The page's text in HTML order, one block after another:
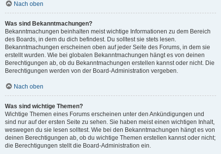
Nach oben
Was sind Bekanntmachungen?
Bekanntmachungen beinhalten meist wichtige Informationen zu dem Bereich
des Boards, in dem du dich befindest. Du solltest sie stets lesen.
Bekanntmachungen erscheinen oben auf jeder Seite des Forums, in dem sie
erstellt wurden. Wie bei globalen Bekanntmachungen hängt es von deinen
Berechtigungen ab, ob du Bekanntmachungen erstellen kannst oder nicht. Die
Berechtigungen werden von der Board-Administration vergeben.
Nach oben
Was sind wichtige Themen?
Wichtige Themen eines Forums erscheinen unter den Ankündigungen und
sind nur auf der ersten Seite zu sehen. Sie haben meist einen wichtigen Inhalt,
weswegen du sie lesen solltest. Wie bei den Bekanntmachungen hängt es von
deinen Berechtigungen ab, ob du wichtige Themen erstellen kannst oder nicht;
die Berechtigungen stellt die Board-Administration ein.